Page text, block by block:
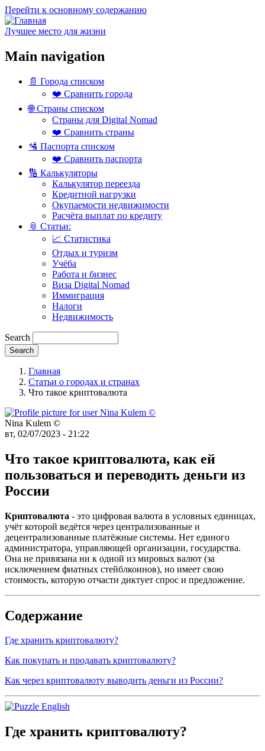
Перейти к основному содержанию
Лучшее место для жизни
Main navigation
📄 Города списком
❤️ Сравнить города
🌐 Страны списком
Страны для Digital Nomad
❤️ Сравнить страны
🛂 Паспорта списком
❤️ Сравнить паспорта
🔢 Калькуляторы
Калькулятор переезда
Кредитной нагрузки
Окупаемости недвижимости
Расчёта выплат по кредиту
📎 Статьи:
📈 Статистика
Отдых и туризм
Учёба
Работа и бизнес
Виза Digital Nomad
Иммиграция
Налоги
Недвижимость
Search
Главная
Статьи о городах и странах
Что такое криптовалюта
Nina Kulem ©️
вт, 02/07/2023 - 21:22
Что такое криптовалюта, как ей
пользоваться и переводить деньги из
России
Криптовалюта - это цифровая валюта в условных единицах,
учёт которой ведётся через централизованные и
децентрализованные платёжные системы. Нет единого
администратора, управляющей организации, государства.
Она не привязана ни к одной из мировых валют (за
исключением фиатных стейблкоинов), но имеет свою
стоимость, которую отчасти диктует спрос и предложение.
Содержание
Где хранить криптовалюту?
Как покупать и продавать криптовалюту?
Как через криптовалюту выводить деньги из России?
Где хранить криптовалюту?